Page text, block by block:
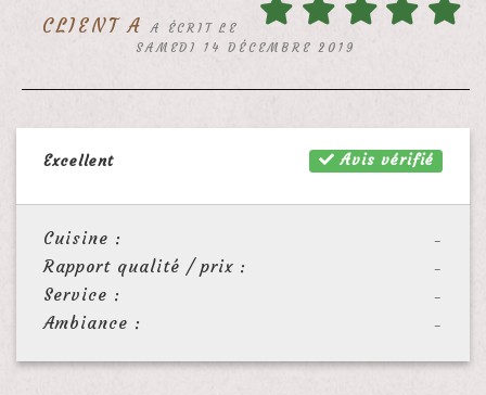
CLIENT A
A ÉCRIT LE
SAMEDI 14 DÉCEMBRE 2019
Avis vérifié
Excellent
-
Cuisine :
-
Rapport qualité / prix :
-
Service :
-
Ambiance :